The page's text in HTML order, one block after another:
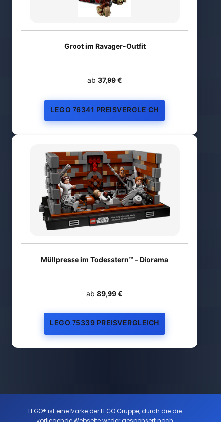
Groot im Ravager-Outfit
ab 37,99 €
LEGO 76341 PREISVERGLEICH
Müllpresse im Todesstern™ – Diorama
ab 89,99 €
LEGO 75339 PREISVERGLEICH
LEGO® ist eine Marke der LEGO Gruppe, durch die die
vorliegende Webseite weder gesponsert noch